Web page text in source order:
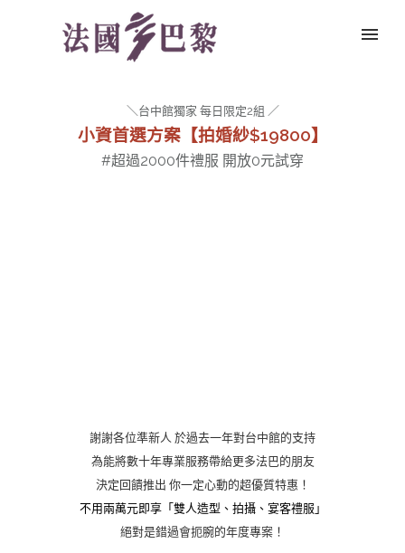
＼台中館獨家 每日限定2組 ／
小資首選方案【拍婚紗$19800】
#超過2000件禮服 開放0元試穿
謝謝各位準新人 於過去一年對台中館的支持
為能將數十年專業服務帶給更多法巴的朋友
決定回饋推出 你一定心動的超優質特惠！
不用兩萬元即享「雙人造型、拍攝、宴客禮服」
絕對是錯過會扼腕的年度專案！